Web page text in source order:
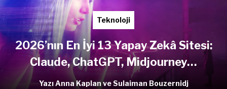
Teknoloji
2026’nın En İyi 13 Yapay Zekâ Sitesi:
Claude, ChatGPT, Midjourney…
Yazı Anna Kaplan ve Sulaiman Bouzernidj